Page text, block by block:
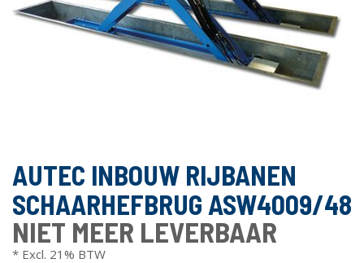
AUTEC INBOUW RIJBANEN
SCHAARHEFBRUG ASW4009/48
NIET MEER LEVERBAAR
* Excl. 21% BTW